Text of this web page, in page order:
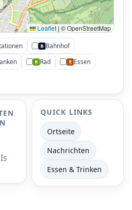
Leaflet |© OpenStreetMap
B Bahnhof
R Rad E Essen
QUICK LINKS
Ortseite
Nachrichten
Essen & Trinken